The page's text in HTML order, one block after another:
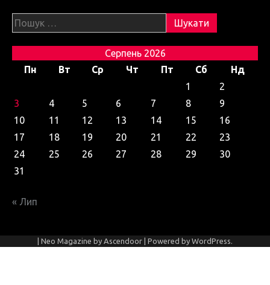
Пошук:
Серпень 2026
Пн
Вт Ср Чт Пт Сб
Нд
1
2
3
4 5 6 7 8
9
10
11 12 13 14 15
16
17
18 19 20 21 22
23
24
25 26 27 28 29
30
31
« Лип
| Neo Magazine by Ascendoor | Powered by WordPress.